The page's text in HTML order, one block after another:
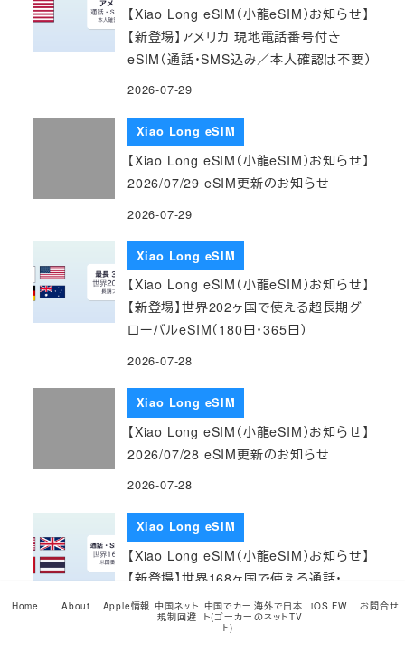
【Xiao Long eSIM（小龍eSIM）お知らせ】
【新登場】アメリカ 現地電話番号付き
eSIM（通話・SMS込み／本人確認は不要）
2026-07-29
Xiao Long eSIM
【Xiao Long eSIM（小龍eSIM）お知らせ】
2026/07/29 eSIM更新のお知らせ
2026-07-29
Xiao Long eSIM
【Xiao Long eSIM（小龍eSIM）お知らせ】
【新登場】世界202ヶ国で使える超長期グ
ローバルeSIM（180日・365日）
2026-07-28
Xiao Long eSIM
【Xiao Long eSIM（小龍eSIM）お知らせ】
2026/07/28 eSIM更新のお知らせ
2026-07-28
Xiao Long eSIM
【Xiao Long eSIM（小龍eSIM）お知らせ】
【新登場】世界168ヶ国で使える通話・
SMS付きグローバルeSIM（米国番号 +1
つき・最長365日）
Home About Apple情報 中国ネット
規制回避
中国でカー
ト(ゴーカー
ト)
海外で日本
のネットTV
iOS FW お問合せ